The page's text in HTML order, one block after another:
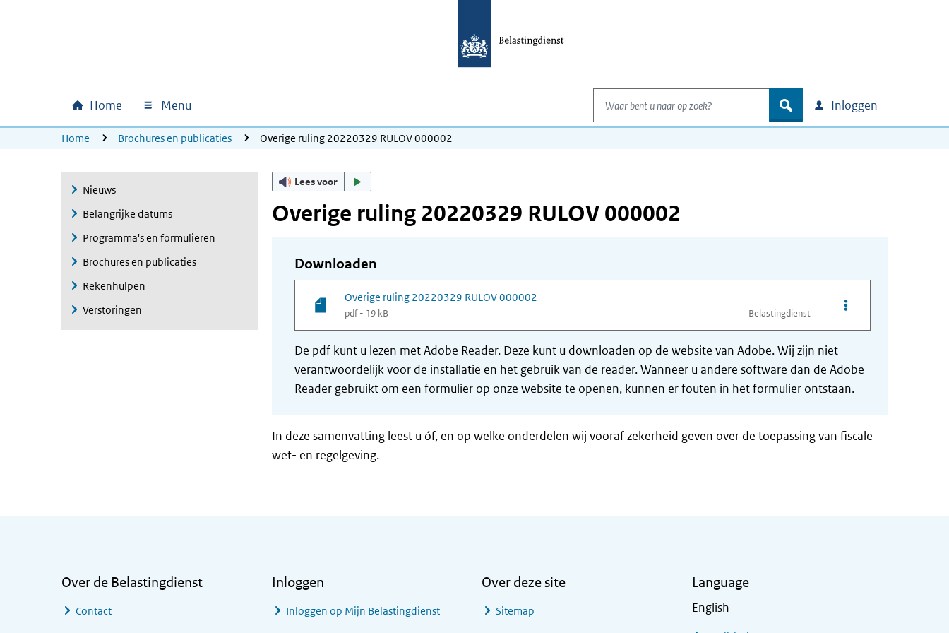
Hoofdnavigatie
Home Menu
Waar bent u naar op zoek?
zoek Inloggen
U bevindt zich hier:
Home Brochures en publicaties Overige ruling 20220329 RULOV 000002
Nieuws
Belangrijke datums
Programma's en formulieren
Brochures en publicaties
Rekenhulpen
Verstoringen
Lees voor
Overige ruling 20220329 RULOV 000002
Downloaden
Overige ruling 20220329 RULOV 000002
pdf - 19 kB Belastingdienst
Opties van bestand
De pdf kunt u lezen met Adobe Reader. Deze kunt u downloaden op de website van Adobe. Wij zijn niet
verantwoordelijk voor de installatie en het gebruik van de reader. Wanneer u andere software dan de Adobe
Reader gebruikt om een formulier op onze website te openen, kunnen er fouten in het formulier ontstaan.
In deze samenvatting leest u óf, en op welke onderdelen wij vooraf zekerheid geven over de toepassing van fiscale
wet- en regelgeving.
Over de Belastingdienst
Contact
Inloggen
Inloggen op Mijn Belastingdienst
Over deze site
Sitemap
Language
English